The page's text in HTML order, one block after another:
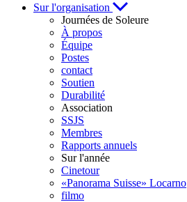
Sur l'organisation
Journées de Soleure
À propos
Équipe
Postes
contact
Soutien
Durabilité
Association
SSJS
Membres
Rapports annuels
Sur l'année
Cinetour
«Panorama Suisse» Locarno
filmo